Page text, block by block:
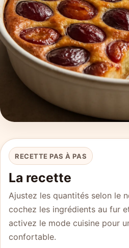
RECETTE PAS À PAS
La recette
Ajustez les quantités selon le
cochez les ingrédients au fur
activez le mode cuisine pour
confortable.